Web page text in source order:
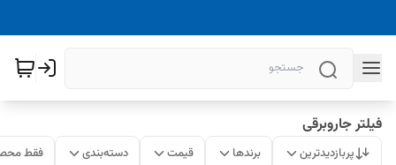
فیلتر جاروبرقی
پربازدیدترین برندها قیمت دسته‌بندی فقط